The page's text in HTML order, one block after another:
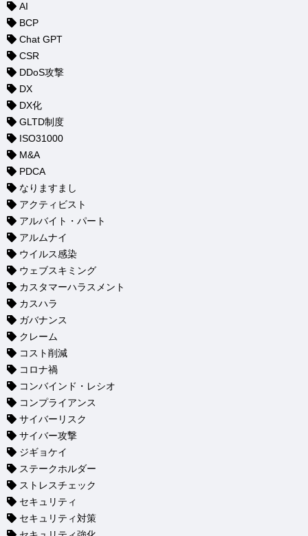
AI
BCP
Chat GPT
CSR
DDoS攻撃
DX
DX化
GLTD制度
ISO31000
M&A
PDCA
なりますまし
アクティビスト
アルバイト・パート
アルムナイ
ウイルス感染
ウェブスキミング
カスタマーハラスメント
カスハラ
ガバナンス
クレーム
コスト削減
コロナ禍
コンバインド・レシオ
コンプライアンス
サイバーリスク
サイバー攻撃
ジギョケイ
ステークホルダー
ストレスチェック
セキュリティ
セキュリティ対策